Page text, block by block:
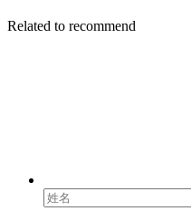
Related to recommend